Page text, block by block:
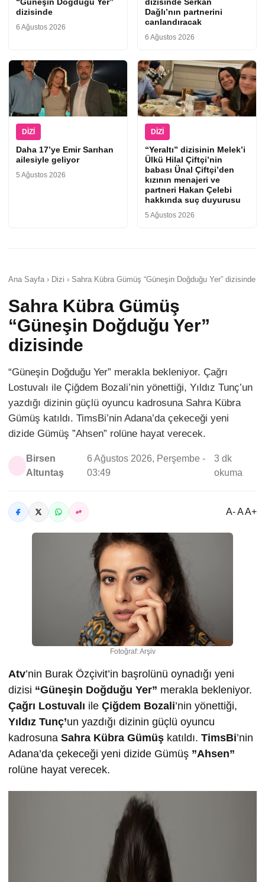
“Güneşin Doğduğu Yer”
dizisinde
6 Ağustos 2026
dizisinde Serkan
Dağlı’nın partnerini
canlandıracak
6 Ağustos 2026
DIZI
Daha 17’ye Emir Sarıhan
ailesiyle geliyor
5 Ağustos 2026
DIZI
“Yeraltı” dizisinin Melek’i
Ülkü Hilal Çiftçi’nin
babası Ünal Çiftçi’den
kızının menajeri ve
partneri Hakan Çelebi
hakkında suç duyurusu
5 Ağustos 2026
Ana Sayfa › Dizi › Sahra Kübra Gümüş “Güneşin Doğduğu Yer” dizisinde
Sahra Kübra Gümüş
“Güneşin Doğduğu Yer”
dizisinde
“Güneşin Doğduğu Yer” merakla bekleniyor. Çağrı
Lostuvalı ile Çiğdem Bozali’nin yönettiği, Yıldız Tunç’un
yazdığı dizinin güçlü oyuncu kadrosuna Sahra Kübra
Gümüş katıldı. TimsBi’nin Adana’da çekeceği yeni
dizide Gümüş ”Ahsen” rolüne hayat verecek.
Birsen
Altuntaş
6 Ağustos 2026, Perşembe -
03:49
3 dk
okuma
A- A A+
Fotoğraf: Arşiv
Atv’nin Burak Özçivit’in başrolünü oynadığı yeni
dizisi “Güneşin Doğduğu Yer” merakla bekleniyor.
Çağrı Lostuvalı ile Çiğdem Bozali’nin yönettiği,
Yıldız Tunç’un yazdığı dizinin güçlü oyuncu
kadrosuna Sahra Kübra Gümüş katıldı. TimsBi’nin
Adana’da çekeceği yeni dizide Gümüş ”Ahsen”
rolüne hayat verecek.